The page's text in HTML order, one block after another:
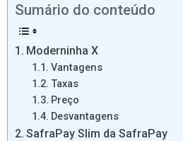
Sumário do conteúdo
Moderninha X
Vantagens
Taxas
Preço
Desvantagens
SafraPay Slim da SafraPay